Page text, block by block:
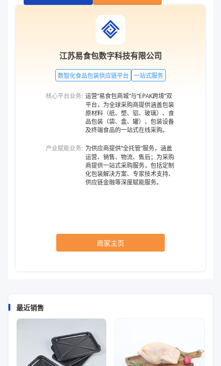
江苏易食包数字科技有限公司
数智化食品包装供应链平台 一站式服务
核心平台业务: 运营“易食包商城”与“EPAK跨境”双
平台，为全球采购商提供涵盖包装
原材料（纸、塑、铝、玻璃）、食
品包装（袋、盒、罐）、包装设备
及终端食品的一站式在线采购。
产业赋能业务: 为供应商提供“全托管”服务，涵盖
运营、销售、物流、售后；为采购
商提供一站式采购服务，包括定制
化包装解决方案、专家技术支持、
供应链金融等深度赋能服务。
商家主页
最近销售